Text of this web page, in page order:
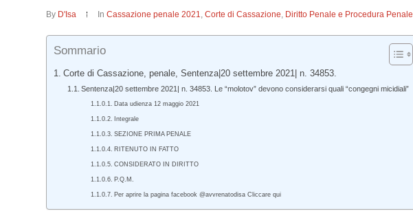
By D'Isa InCassazione penale 2021,Corte di Cassazione, Diritto Penale e Procedura Penale
Sommario
Corte di Cassazione, penale, Sentenza|20 settembre 2021| n. 34853.
Sentenza|20 settembre 2021| n. 34853. Le “molotov” devono considerarsi quali “congegni micidiali”
Data udienza 12 maggio 2021
Integrale
SEZIONE PRIMA PENALE
RITENUTO IN FATTO
CONSIDERATO IN DIRITTO
P.Q.M.
Per aprire la pagina facebook @avvrenatodisa Cliccare qui